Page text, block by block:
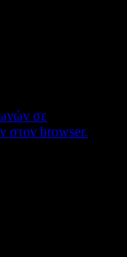
σε
στον browser.